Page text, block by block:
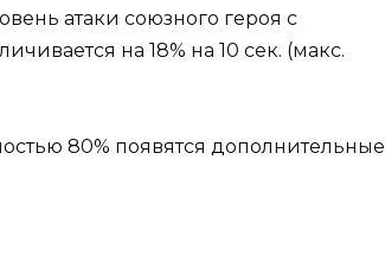
атаки союзного героя с
на 18% на 10 сек. (макс.
80% появятся дополнительные